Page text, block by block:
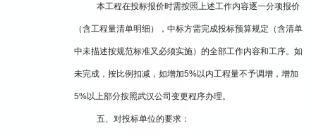
本工程在投标报价时需按照上述工作内容逐一分项报价
（含工程量清单明细），中标方需完成投标预算规定（含清单
中未描述按规范标准又必须实施）的全部工作内容和工序。如
未完成，按比例扣减，如增加5%以内工程量不予调增，增加
5%以上部分按照武汉公司变更程序办理。
五、对投标单位的要求：